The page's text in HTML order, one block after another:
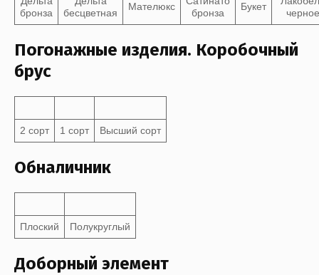
бронза
бесцветная
Мателюкс
бронза
Букет
черное
Погонажные изделия. Коробочный
брус
2 сорт 1 сорт Высший сорт
Обналичник
Плоский Полукруглый
Доборный элемент